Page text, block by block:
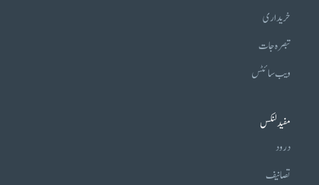
خریداری
تبصرہ جات
ویب سائٹس
مفید لنکس
درود
تصانیف